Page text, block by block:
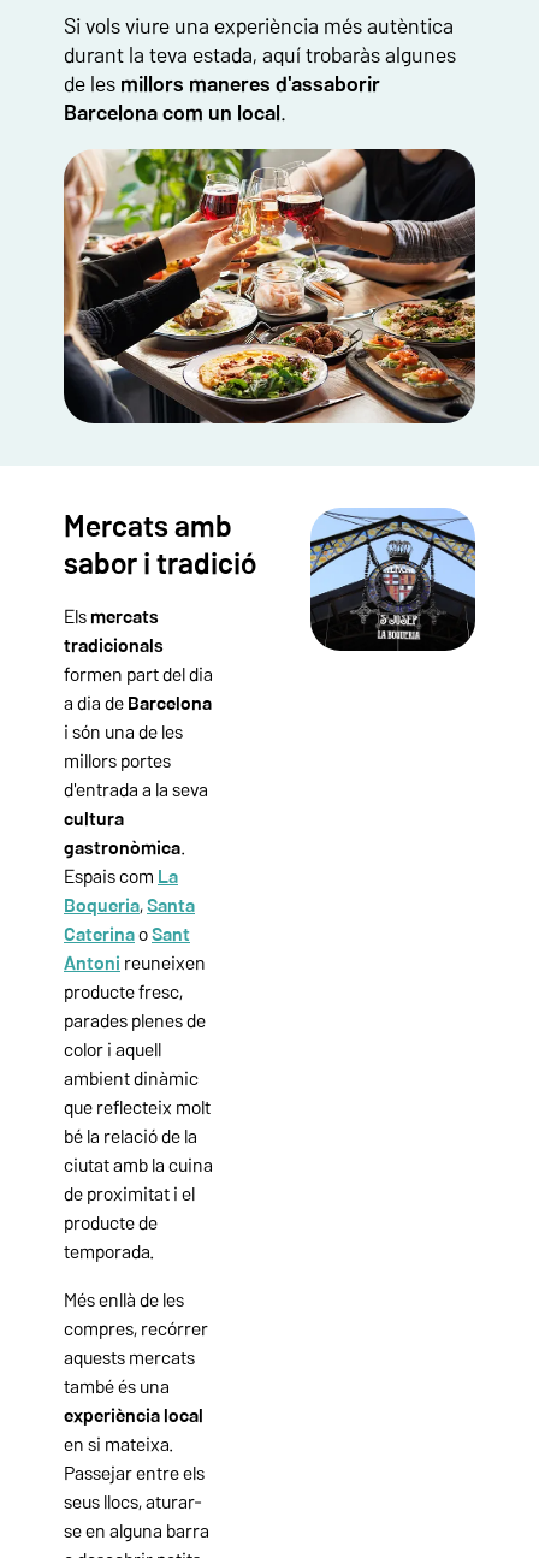
Si vols viure una experiència més autèntica
durant la teva estada, aquí trobaràs algunes
de les millors maneres d'assaborir
Barcelona com un local.
Mercats amb
sabor i tradició
Elsmercats
tradicionals
formen part del dia
a dia de Barcelona
i són una de les
millors portes
d'entrada a la seva
cultura
gastronòmica.
Espais com La
Boqueria,Santa
CaterinaoSant
Antoni reuneixen
producte fresc,
parades plenes de
color i aquell
ambient dinàmic
que reflecteix molt
bé la relació de la
ciutat amb la cuina
de proximitat i el
producte de
temporada.
Més enllà de les
compres, recórrer
aquests mercats
també és una
experiència local
en si mateixa.
Passejar entre els
seus llocs, aturar-
se en alguna barra